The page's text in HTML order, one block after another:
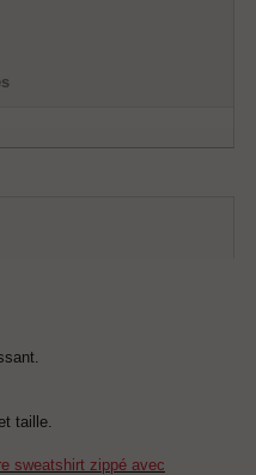
taille.
sweatshirt zippé avec